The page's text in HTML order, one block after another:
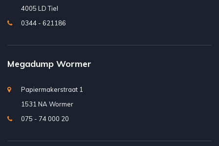
4005 LD Tiel
0344 - 621186
Megadump Wormer
Papiermakerstraat 1
1531 NA Wormer
075 - 74 000 20